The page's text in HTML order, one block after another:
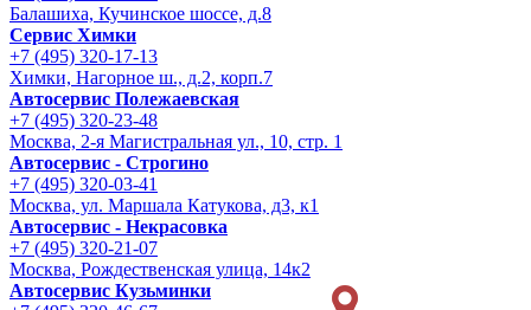
Балашиха, Кучинское шоссе, д.8
Сервис Химки
+7 (495) 320-17-13
Химки, Нагорное ш., д.2, корп.7
Автосервис Полежаевская
+7 (495) 320-23-48
Москва, 2-я Магистральная ул., 10, стр. 1
Автосервис - Строгино
+7 (495) 320-03-41
Москва, ул. Маршала Катукова, д3, к1
Автосервис - Некрасовка
+7 (495) 320-21-07
Москва, Рождественская улица, 14к2
Автосервис Кузьминки